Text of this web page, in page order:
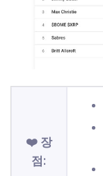
❤️ 장
점: